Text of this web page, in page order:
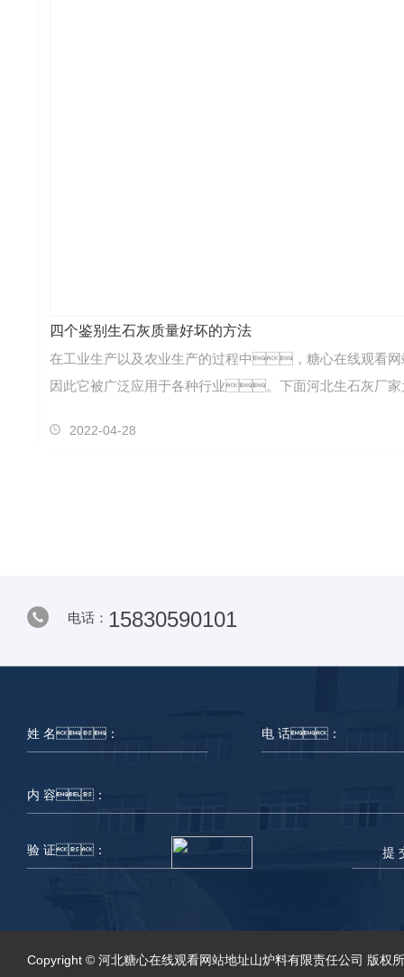
四个鉴别生石灰质量好坏的方法
在工业生产以及农业生产的过程中，糖心在线
因此它被广泛应用于各种行业。下面河北生石灰厂
2022-04-28
电话： 15830590101
提
Copyright © 河北糖心在线观看网站地址山炉料有限责任公司 版权所